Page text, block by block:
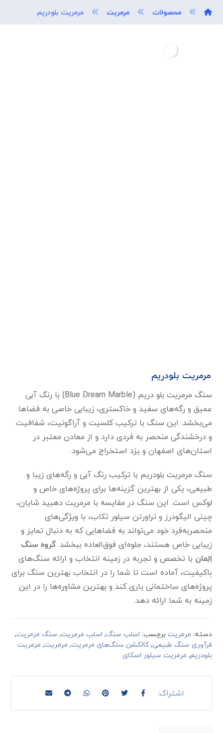
محصولات مرمریت مرمریت بلو‌دریم
مرمریت بلو‌دریم
سنگ مرمریت بلو دریم (Blue Dream Marble) با رنگ آبی
عمیق و رگه‌های سفید و خاکستری، زیبایی خاصی به فضاها
می‌بخشد. این سنگ با ترکیب کلسیت و آراگونیت، شفافیت
و درخشندگی منحصر به فردی دارد و از معادن معتبر در
استان‌های اصفهان و یزد استخراج می‌شود.
سنگ مرمریت بلودریم با ترکیب رنگ آبی و رگه‌های زیبا و
طبیعی، یکی از بهترین گزینه‌ها برای پروژه‌های خاص و
لوکس است. این سنگ در مقایسه با مرمریت دهبید شایان،
چینی الیگودرز و تراورتن سیلور تکاب، با ویژگی‌های
منحصربه‌فرد خود می‌تواند به فضاهایی که به دنبال تمایز و
زیبایی خاص هستند، جلوه‌ای فوق‌العاده ببخشد.گروه سنگ
اِلِمان با تخصص و تجربه در زمینه انتخاب و ارائه سنگ‌های
باکیفیت، آماده است تا شما را در انتخاب بهترین سنگ برای
پروژه‌های ساختمانی یاری کند و بهترین مشاوره‌ها را در این
زمینه به شما ارائه دهد.
دسته: مرمریت برچسب: اسلب سنگ, اسلب مرمریت, سنگ مرمریت,
فرآوری سنگ طبیعی,کالکشن سنگ‌های مرمریت, مرمریت, مرمریت
بلودریم, مرمریت سیلور اسکای